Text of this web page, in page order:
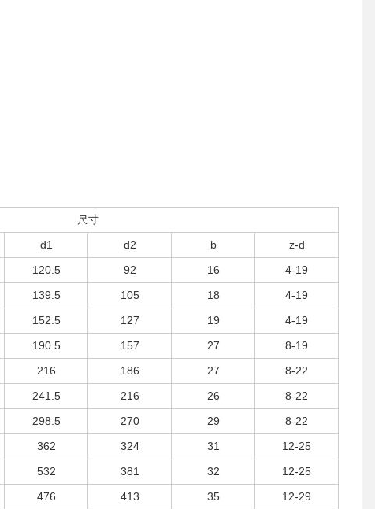
尺寸
d1 d2 b
z-d
120.5 92 16
4-19
139.5 105 18
4-19
152.5 127 19
4-19
190.5 157 27
8-19
216 186 27
8-22
241.5 216 26
8-22
298.5 270 29
8-22
362 324 31
12-25
532 381 32
12-25
476 413 35
12-29